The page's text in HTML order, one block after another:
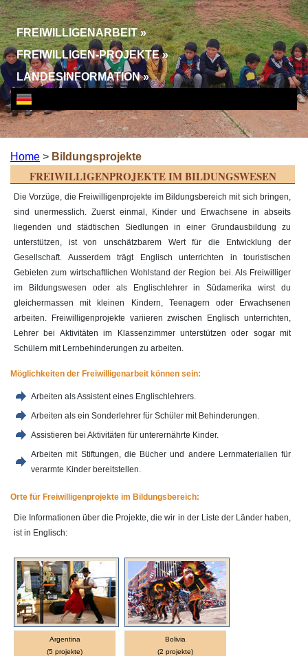
FREIWILLIGENARBEIT»
FREIWILLIGEN-PROJEKTE»
LANDESINFORMATION»
Home > Bildungsprojekte
FREIWILLIGENPROJEKTE IM BILDUNGSWESEN
Die Vorzüge, die Freiwilligenprojekte im Bildungsbereich mit sich bringen,
sind unermesslich. Zuerst einmal, Kinder und Erwachsene in abseits
liegenden und städtischen Siedlungen in einer Grundausbildung zu
unterstützen, ist von unschätzbarem Wert für die Entwicklung der
Gesellschaft. Ausserdem trägt Englisch unterrichten in touristischen
Gebieten zum wirtschaftlichen Wohlstand der Region bei. Als Freiwilliger
im Bildungswesen oder als Englischlehrer in Südamerika wirst du
gleichermassen mit kleinen Kindern, Teenagern oder Erwachsenen
arbeiten. Freiwilligenprojekte variieren zwischen Englisch unterrichten,
Lehrer bei Aktivitäten im Klassenzimmer unterstützen oder sogar mit
Schülern mit Lernbehinderungen zu arbeiten.
Möglichkeiten der Freiwilligenarbeit können sein:
Arbeiten als Assistent eines Englischlehrers.
Arbeiten als ein Sonderlehrer für Schüler mit Behinderungen.
Assistieren bei Aktivitäten für unterernährte Kinder.
Arbeiten mit Stiftungen, die Bücher und andere Lernmaterialien für
verarmte Kinder bereitstellen.
Orte für Freiwilligenprojekte im Bildungsbereich:
Die Informationen über die Projekte, die wir in der Liste der Länder haben,
ist in Englisch:
Argentina
(5 projekte)
Bolivia
(2 projekte)